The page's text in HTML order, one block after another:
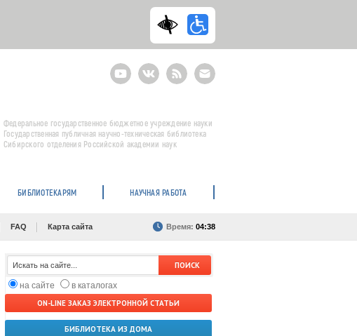
YoutubeВКонтактеRSS
E-
mail
подписка
Федеральное государственное бюджетное учреждение науки
Государственная публичная научно-техническая библиотека
Сибирского отделения Российской академии наук
БИБЛИОТЕКАРЯМ НАУЧНАЯ РАБОТА
FAQ Карта сайта Время: 04:38
на сайте
в каталогах
ON-LINE ЗАКАЗ ЭЛЕКТРОННОЙ СТАТЬИ
БИБЛИОТЕКА ИЗ ДОМА